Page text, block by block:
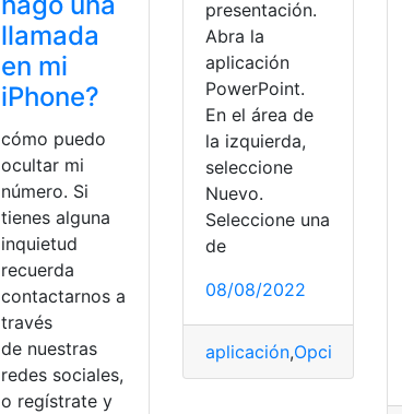
llamada
en mi
iPhone?
cómo puedo
ocultar mi
número. Si
tienes alguna
inquietud
recuerda
contactarnos a
través
de nuestras
redes sociales,
o regístrate y
presentación.
Abra la
aplicación
PowerPoint.
En el área de
la izquierda,
seleccione
Nuevo.
Seleccione una
de
08/08/2022
aplicación,Opciones